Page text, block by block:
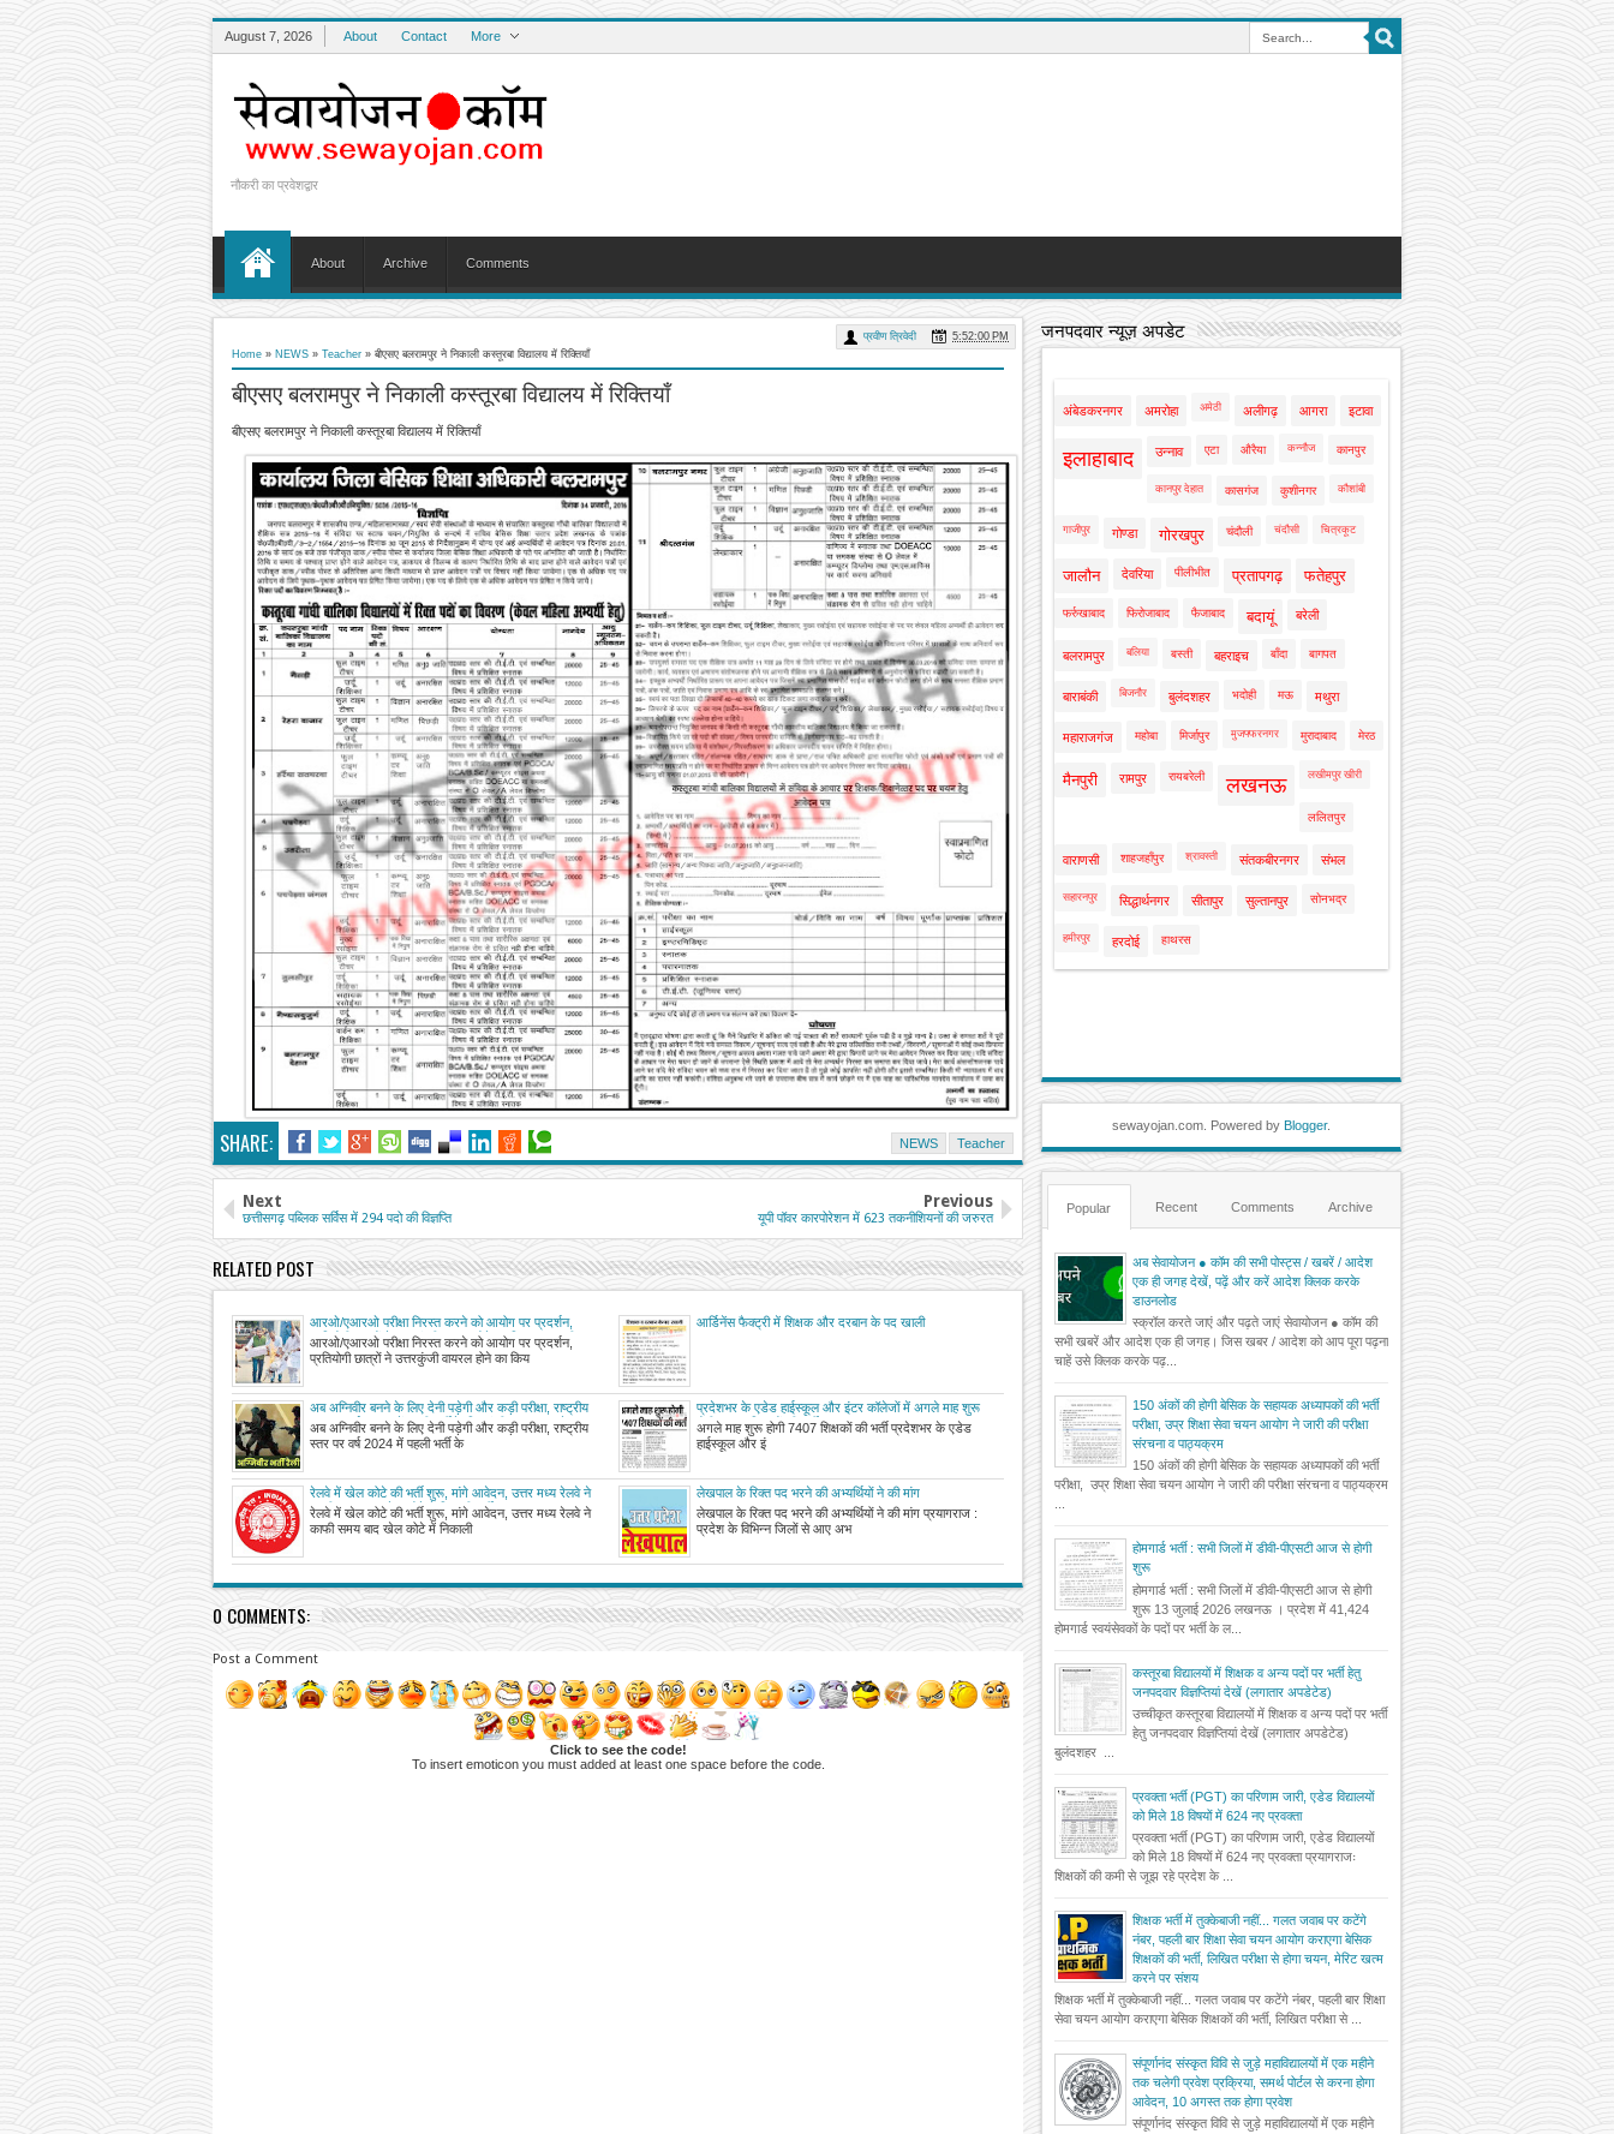
August 7, 2026 About Contact More
नौकरी का प्रवेशद्वार
About Archive Comments
Home » NEWS » Teacher » बीएसए बलरामपुर ने निकाली कस्तूरबा विद्यालय में रिक्तियाँ
बीएसए बलरामपुर ने निकाली कस्तूरबा विद्यालय में रिक्तियाँ
प्रवीण त्रिवेदी 5:52:00 PM
NEWS Teacher
बीएसए बलरामपुर ने निकाली कस्तूरबा विद्यालय में रिक्तियाँ
SHARE:
Next
छत्तीसगढ़ पब्लिक सर्विस में 294 पदो की विज्ञप्ति
Previous
यूपी पॉवर कारपोरेशन में 623 तकनीशियनों की जरुरत
RELATED POST
आरओ/एआरओ परीक्षा निरस्त करने को आयोग पर प्रदर्शन,
प्रतियोगी छात्रों ने उत्तरकुंजी वायरल होने का किया दावा, परीक्षा
पुनः कराने की मांग
आरओ/एआरओ परीक्षा निरस्त करने को आयोग पर प्रदर्शन,
प्रतियोगी छात्रों ने उत्तरकुंजी वायरल होने का किय
आर्डिनेंस फैक्ट्री में शिक्षक और दरबान के पद खाली
अब अग्निवीर बनने के लिए देनी पड़ेगी और कड़ी परीक्षा, राष्ट्रीय
स्तर पर वर्ष 2024 में पहली भर्ती के लिए पंजीकरण आज से, 22
मार्च तक चलेगी प्रक्रिया
अब अग्निवीर बनने के लिए देनी पड़ेगी और कड़ी परीक्षा, राष्ट्रीय
स्तर पर वर्ष 2024 में पहली भर्ती के
प्रदेशभर के एडेड हाईस्कूल और इंटर कॉलेजों में अगले माह शुरू
होगी 7407 शिक्षकों की भर्ती
अगले माह शुरू होगी 7407 शिक्षकों की भर्ती प्रदेशभर के एडेड
हाईस्कूल और इं
रेलवे में खेल कोटे की भर्ती शुरू, मांगे आवेदन, उत्तर मध्य रेलवे ने
काफी समय बाद खेल कोटे में निकाली भर्ती
रेलवे में खेल कोटे की भर्ती शुरू, मांगे आवेदन, उत्तर मध्य रेलवे ने
काफी समय बाद खेल कोटे में निकाली
लेखपाल के रिक्त पद भरने की अभ्यर्थियों ने की मांग
लेखपाल के रिक्त पद भरने की अभ्यर्थियों ने की मांग प्रयागराज :
प्रदेश के विभिन्न जिलों से आए अभ
0 COMMENTS:
Post a Comment
Click to see the code!
To insert emoticon you must added at least one space before the code.
जनपदवार न्यूज़ अपडेट
अंबेडकरनगर अमरोहा अमेठी अलीगढ़ आगरा इटावा
इलाहाबाद उन्नाव एटा औरैया कन्नौज कानपुर
कानपुर देहात कासगंज कुशीनगर कौशांबी
गाजीपुर गोण्डा गोरखपुर चंदौली चंदौसी चित्रकूट
जालौन देवरिया पीलीभीत प्रतापगढ़ फतेहपुर
फर्रुखाबाद फिरोजाबाद फैजाबाद बदायूं बरेली
बलरामपुर बलिया बस्ती बहराइच बाँदा बागपत
बाराबंकी बिजनौर बुलंदशहर भदोही मऊ मथुरा
महाराजगंज महोबा मिर्जापुर मुजफ्फरनगर मुरादाबाद मेरठ
मैनपुरी रामपुर रायबरेली लखनऊ लखीमपुर खीरी
ललितपुर
वाराणसी शाहजहाँपुर श्रावस्ती संतकबीरनगर संभल
सहारनपुर सिद्धार्थनगर सीतापुर सुल्तानपुर सोनभद्र
हमीरपुर हरदोई हाथरस
sewayojan.com. Powered by Blogger.
Popular Recent Comments Archive
अब सेवायोजन ● कॉम की सभी पोस्ट्स / खबरें / आदेश
एक ही जगह देखें, पढ़ें और करें आदेश क्लिक करके
डाउनलोड
स्क्रॉल करते जाएं और पढ़ते जाएं सेवायोजन ● कॉम की
सभी खबरें और आदेश एक ही जगह। जिस खबर / आदेश को आप पूरा पढ़ना
चाहें उसे क्लिक करके पढ़...
150 अंकों की होगी बेसिक के सहायक अध्यापकों की भर्ती
परीक्षा, उप्र शिक्षा सेवा चयन आयोग ने जारी की परीक्षा
संरचना व पाठ्यक्रम
150 अंकों की होगी बेसिक के सहायक अध्यापकों की भर्ती
परीक्षा, उप्र शिक्षा सेवा चयन आयोग ने जारी की परीक्षा संरचना व पाठ्यक्रम
होमगार्ड भर्ती : सभी जिलों में डीवी-पीएसटी आज से होगी
शुरू
होमगार्ड भर्ती : सभी जिलों में डीवी-पीएसटी आज से होगी
शुरू 13 जुलाई 2026 लखनऊ । प्रदेश में 41,424
होमगार्ड स्वयंसेवकों के पदों पर भर्ती के ल...
कस्तूरबा विद्यालयों में शिक्षक व अन्य पदों पर भर्ती हेतु
जनपदवार विज्ञप्तियां देखें (लगातार अपडेटेड)
उच्चीकृत कस्तूरबा विद्यालयों में शिक्षक व अन्य पदों पर भर्ती
हेतु जनपदवार विज्ञप्तियां देखें (लगातार अपडेटेड)
बुलंदशहर ...
प्रवक्ता भर्ती (PGT) का परिणाम जारी, एडेड विद्यालयों
को मिले 18 विषयों में 624 नए प्रवक्ता
प्रवक्ता भर्ती (PGT) का परिणाम जारी, एडेड विद्यालयों
को मिले 18 विषयों में 624 नए प्रवक्ता प्रयागराजः
शिक्षकों की कमी से जूझ रहे प्रदेश के ...
शिक्षक भर्ती में तुक्केबाजी नहीं... गलत जवाब पर कटेंगे
नंबर, पहली बार शिक्षा सेवा चयन आयोग कराएगा बेसिक
शिक्षकों की भर्ती, लिखित परीक्षा से होगा चयन, मेरिट खत्म
करने पर संशय
शिक्षक भर्ती में तुक्केबाजी नहीं... गलत जवाब पर कटेंगे नंबर, पहली बार शिक्षा
सेवा चयन आयोग कराएगा बेसिक शिक्षकों की भर्ती, लिखित परीक्षा से ...
संपूर्णानंद संस्कृत विवि से जुड़े महाविद्यालयों में एक महीने
तक चलेगी प्रवेश प्रक्रिया, समर्थ पोर्टल से करना होगा
आवेदन, 10 अगस्त तक होगा प्रवेश
संपूर्णानंद संस्कृत विवि से जुड़े महाविद्यालयों में एक महीने